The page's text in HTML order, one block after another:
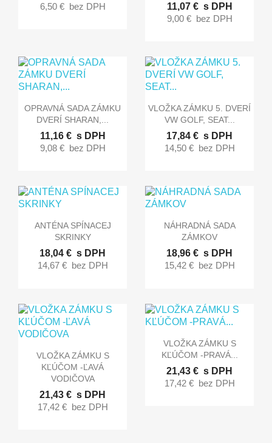
6,50 € bez DPH 11,07 € s DPH
9,00 € bez DPH
 Rýchly náhľad
OPRAVNÁ SADA ZÁMKU
DVERÍ SHARAN,...
11,16 € s DPH
9,08 € bez DPH
 Rýchly náhľad
VLOŽKA ZÁMKU 5. DVERÍ
VW GOLF, SEAT...
17,84 € s DPH
14,50 € bez DPH
 Rýchly náhľad
ANTÉNA SPÍNACEJ
SKRINKY
18,04 € s DPH
14,67 € bez DPH
 Rýchly náhľad
NÁHRADNÁ SADA
ZÁMKOV
18,96 € s DPH
15,42 € bez DPH
 Rýchly náhľad
VLOŽKA ZÁMKU S
KĽÚČOM -ĽAVÁ
VODIČOVA
21,43 € s DPH
17,42 € bez DPH
 Rýchly náhľad
VLOŽKA ZÁMKU S
KĽÚČOM -PRAVÁ...
21,43 € s DPH
17,42 € bez DPH